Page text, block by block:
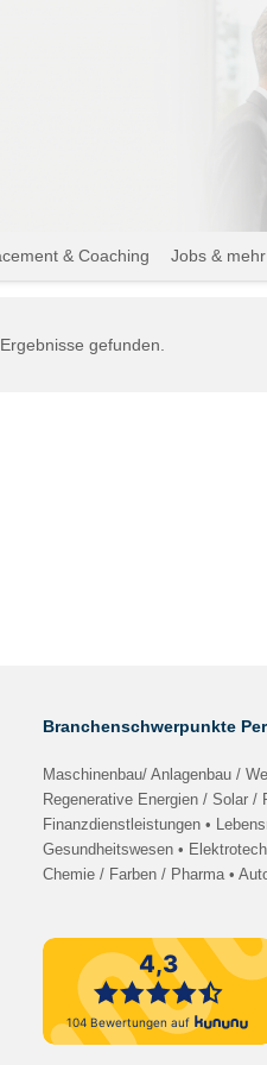
& Coaching Jobs & mehr
gefunden.
Branchenschwerpunkte
Maschinenbau/ Anlagenbau /
Regenerative Energien / Solar /
Finanzdienstleistungen •
Gesundheitswesen •
Chemie / Farben / Pharma •